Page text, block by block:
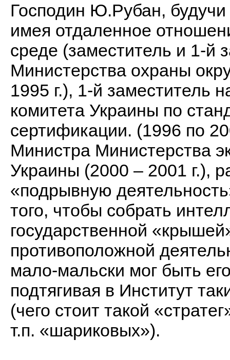
Господин Ю.Рубан, будучи
имея отдаленное
среде (заместитель и 1-й
Министерства охраны
1995 г.), 1-й заместитель
комитета Украины по
сертификации. (1996 по
Министра Министерства
Украины (2000 – 2001 г.),
«подрывную
того, чтобы собрать
государственной
противоположной
мало-мальски мог быть
подтягивая в Институт
(чего стоит такой
т.п. «шариковых»).